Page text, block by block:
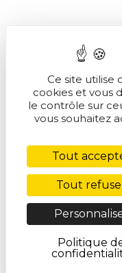
Accueil > Produits
SCF Info
S'inscrire
Voir la dernière
Ce site utilise
cookies et vous
le contrôle sur
vous souhaitez
Tout
Tout
Politique